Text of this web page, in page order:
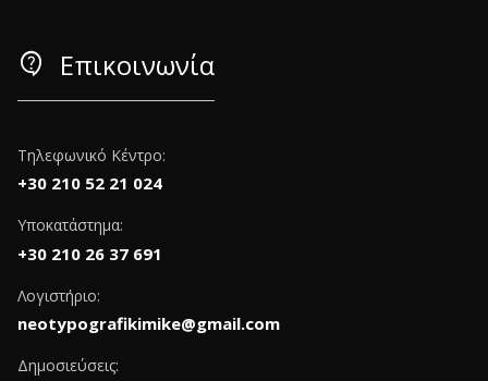
contact_support Επικοινωνία
Τηλεφωνικό Κέντρο:
+30 210 52 21 024
Υποκατάστημα:
+30 210 26 37 691
Λογιστήριο:
neotypografikimike@gmail.com
Δημοσιεύσεις: